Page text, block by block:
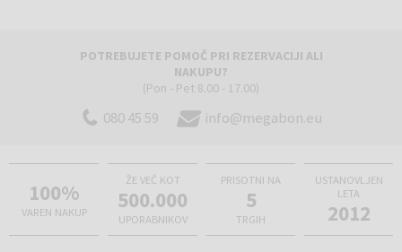
POTREBUJETE POMOČ PRI REZERVACIJI ALI
NAKUPU?
(Pon - Pet 8.00 - 17.00)
080 45 59 info@megabon.eu
100%
VAREN NAKUP
ŽE VEČ KOT
500.000
UPORABNIKOV
PRISOTNI NA
5
TRGIH
USTANOVLJEN
LETA
2012